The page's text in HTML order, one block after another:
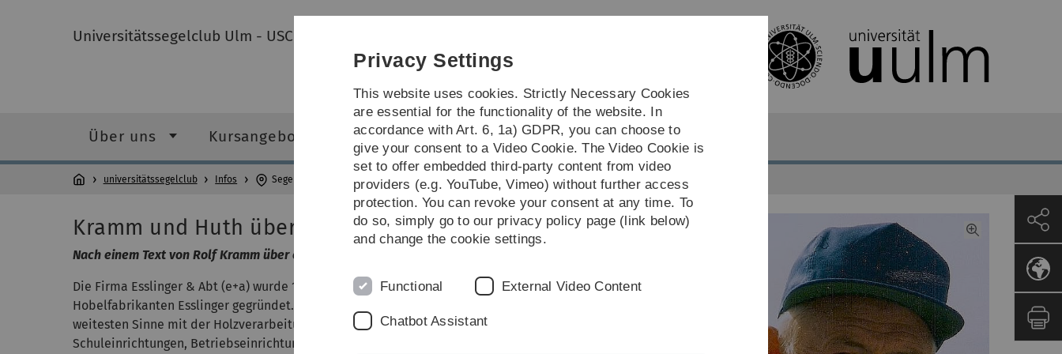
Skip
Skip
Skip
Skip
Universitätssegelclub Ulm - USCU
Über uns Kursangebot Törns Infos
universitätssegelclub Infos Segelyachten von E+A
Kramm und Huth über E&A
Nach einem Text von Rolf Kramm über ein Gespräch mit Dr. Kurt Huth vom 9. März 1999:
Die Firma Esslinger & Abt (e+a) wurde 1845 vom Ulmer Eisenhändler Abt und dem Laupheimer
Hobelfabrikanten Esslinger gegründet. Das Unternehmen beschäftigte sich seit der Gründung im
weitesten Sinne mit der Holzverarbeitung. Esslinger & Abt produzierte in der Vergangenheit
Schuleinrichtungen, Betriebseinrichtungen, Werkzeuge und Einrichtungen aus Stahlblech.
Privacy Settings
This website uses cookies. Strictly Necessary Cookies
are essential for the functionality of the website. In
accordance with Art. 6, 1a) GDPR, you can choose to
give your consent to a Video Cookie. The Video Cookie is
set to offer embedded third-party content from video
providers (e.g. YouTube, Vimeo) without further access
protection. You can revoke your consent at any time. To
do so, simply go to our privacy policy page (link below)
and change the cookie settings.
Functional External Video Content
Chatbot Assistant